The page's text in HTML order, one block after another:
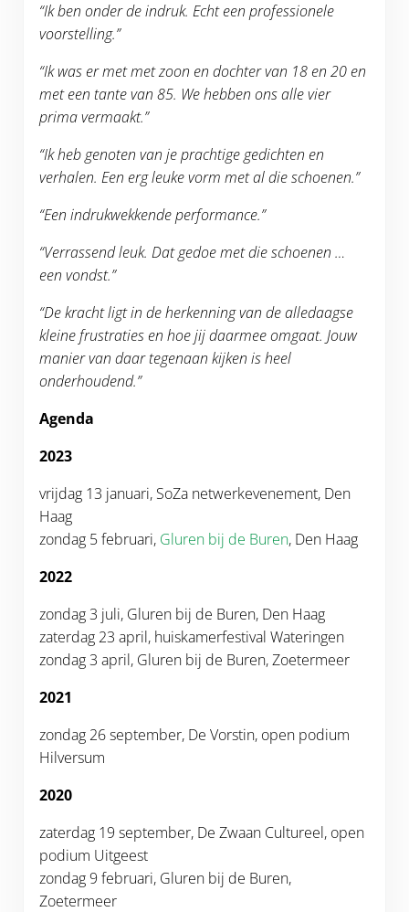
“Ik ben onder de indruk. Echt een professionele
voorstelling.”
“Ik was er met met zoon en dochter van 18 en 20 en
met een tante van 85. We hebben ons alle vier
prima vermaakt.”
“Ik heb genoten van je prachtige gedichten en
verhalen. Een erg leuke vorm met al die schoenen.”
“Een indrukwekkende performance.”
“Verrassend leuk. Dat gedoe met die schoenen …
een vondst.”
“De kracht ligt in de herkenning van de alledaagse
kleine frustraties en hoe jij daarmee omgaat. Jouw
manier van daar tegenaan kijken is heel
onderhoudend.”
Agenda
2023
vrijdag 13 januari, SoZa netwerkevenement, Den
Haag
zondag 5 februari, Gluren bij de Buren, Den Haag
2022
zondag 3 juli, Gluren bij de Buren, Den Haag
zaterdag 23 april, huiskamerfestival Wateringen
zondag 3 april, Gluren bij de Buren, Zoetermeer
2021
zondag 26 september, De Vorstin, open podium
Hilversum
2020
zaterdag 19 september, De Zwaan Cultureel, open
podium Uitgeest
zondag 9 februari, Gluren bij de Buren,
Zoetermeer